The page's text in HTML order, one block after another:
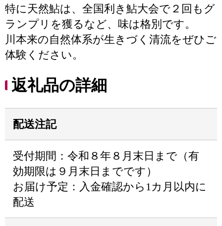
特に天然鮎は、全国利き鮎大会で２回もグ
ランプリを獲るなど、味は格別です。
川本来の自然体系が生きづく清流をぜひご
体験ください。
返礼品の詳細
配送注記
受付期間：令和８年８月末日まで（有
効期限は９月末日までです）
お届け予定：入金確認から1カ月以内に
配送